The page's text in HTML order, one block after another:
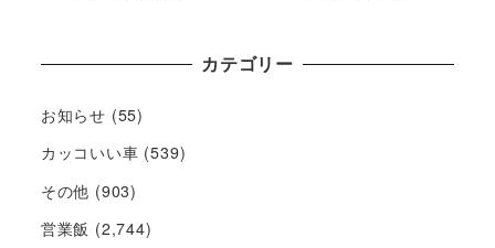
カテゴリー
お知らせ (55)
カッコいい車 (539)
その他 (903)
営業飯 (2,744)